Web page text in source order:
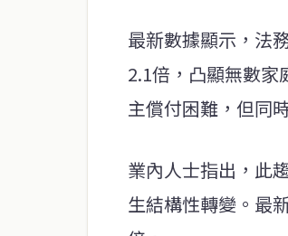
最新數據顯示，法
2.1倍，凸顯無數
主償付困難，但同
業內人士指出，此
生結構性轉變。最